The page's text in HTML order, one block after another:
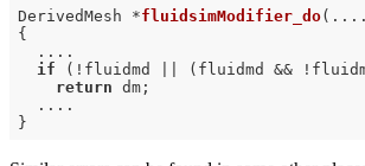
DerivedMesh *fluidsimModifier_do
{
  ....
if (!fluidmd || (fluidmd &&
return dm;
  ....